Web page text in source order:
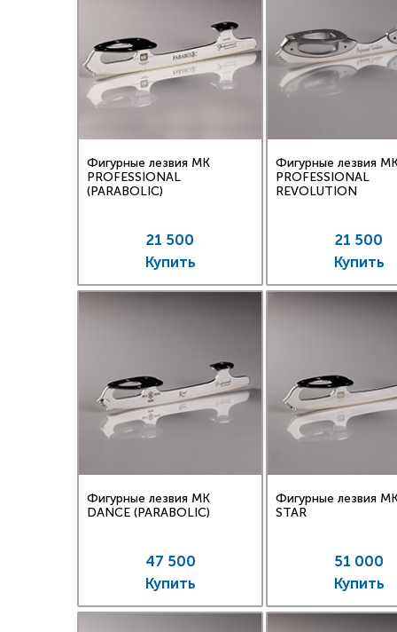
шаги,
Для
(лезвий).
Фигурные лезвия MK
PROFESSIONAL
(PARABOLIC)
21 500
Купить
Фигурные лезвия
PROFESSIONAL
REVOLUTION
21 500
Купить
Фигурные лезвия MK
DANCE (PARABOLIC)
47 500
Купить
Фигурные лезвия
STAR
51 000
Купить